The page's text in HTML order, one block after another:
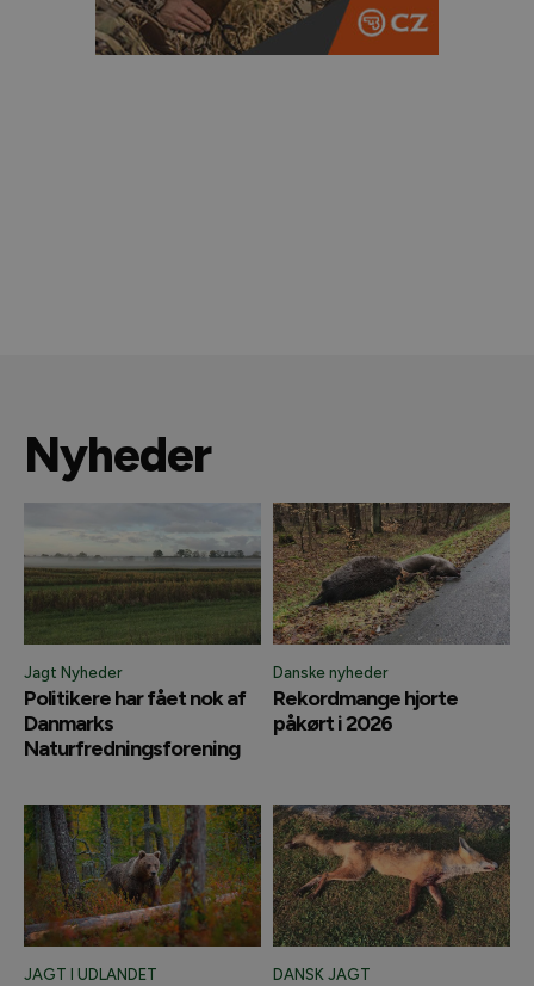
Nyheder
Jagt Nyheder
Politikere har fået nok af
Danmarks
Naturfredningsforening
Danske nyheder
Rekordmange hjorte
påkørt i 2026
JAGT I UDLANDET DANSK JAGT